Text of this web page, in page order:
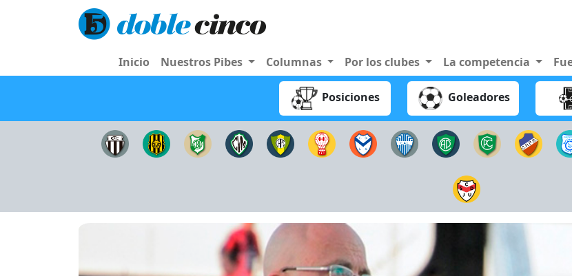
Inicio Nuestros Pibes Columnas Por los clubes La competencia
Posiciones Goleadores